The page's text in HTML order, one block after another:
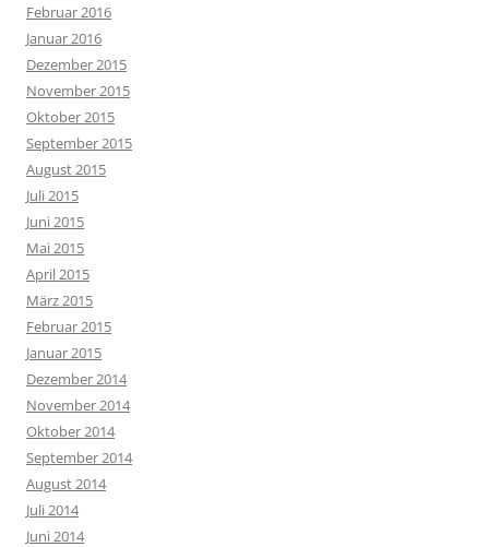
Februar 2016
Januar 2016
Dezember 2015
November 2015
Oktober 2015
September 2015
August 2015
Juli 2015
Juni 2015
Mai 2015
April 2015
März 2015
Februar 2015
Januar 2015
Dezember 2014
November 2014
Oktober 2014
September 2014
August 2014
Juli 2014
Juni 2014